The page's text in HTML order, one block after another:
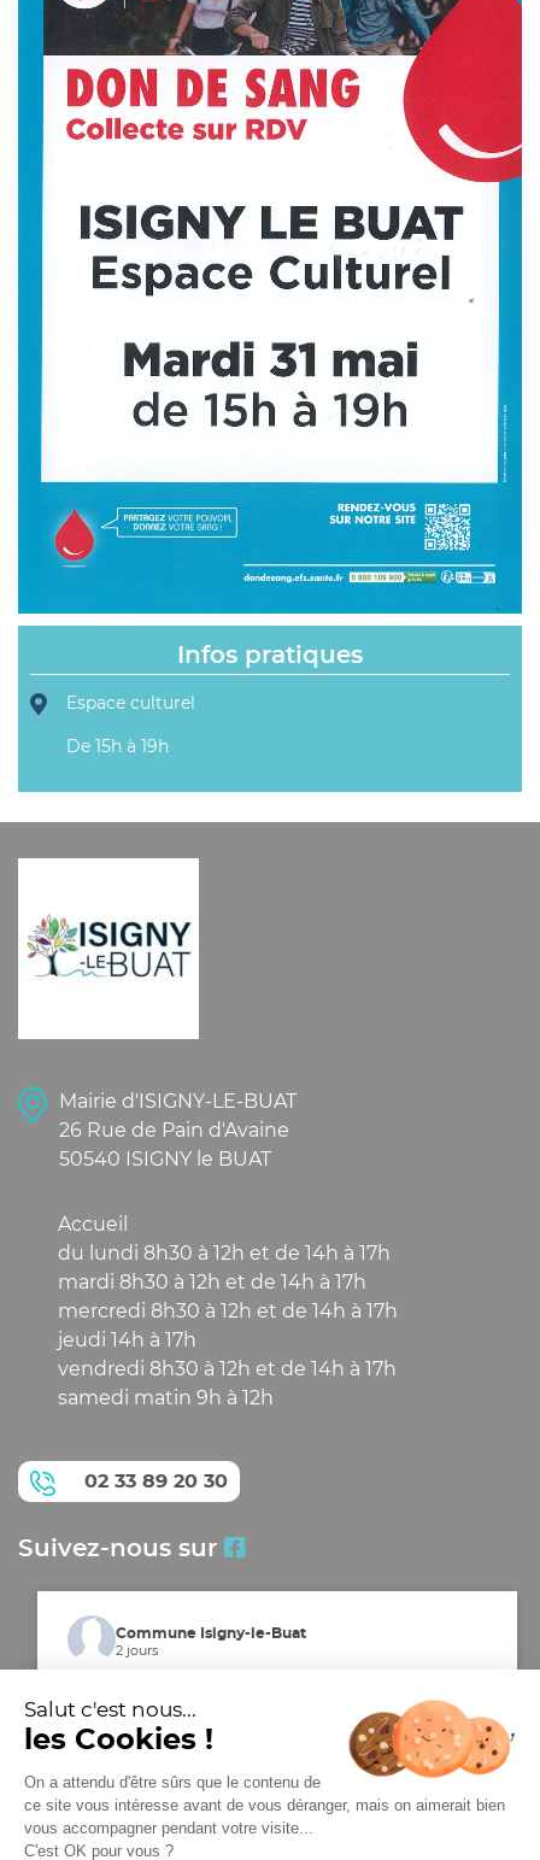
Infos pratiques
Espace culturel
De 15h à 19h
Mairie d'ISIGNY-LE-BUAT
26 Rue de Pain d'Avaine
50540 ISIGNY le BUAT
Accueil
du lundi 8h30 à 12h et de 14h à 17h
mardi 8h30 à 12h et de 14h à 17h
mercredi 8h30 à 12h et de 14h à 17h
jeudi 14h à 17h
vendredi 8h30 à 12h et de 14h à 17h
samedi matin 9h à 12h
02 33 89 20 30
Suivez-nous sur
Commune Isigny-le-Buat
2 jours
Le Forum des Associations est de retour !
Envie de pratiquer une activité, de découvrir de nouvelles
passions ou de vous investir dans la vie locale ? Ne
manquez pas le Forum des Associations d'Isigny-le-Buat !
Dimanche 6 septembre 2026
De 9h à 12h30
Entrée libre et gratuite – Ouvert à tous
Salut c'est nous...
les Cookies !
On a attendu d'être sûrs que le contenu de
ce site vous intéresse avant de vous déranger, mais on aimerait bien
vous accompagner pendant votre visite...
C'est OK pour vous ?